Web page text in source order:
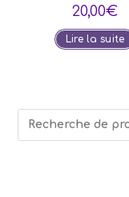
20,00€
Lire la suite